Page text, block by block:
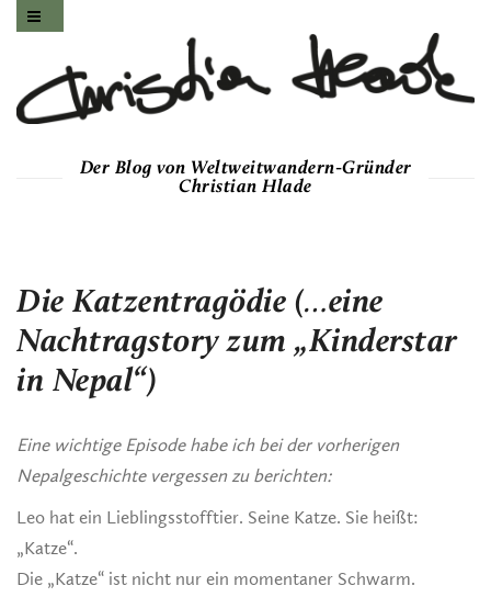
Der Blog von Weltweitwandern-Gründer
Christian Hlade
Die Katzentragödie (…eine
Nachtragstory zum „Kinderstar
in Nepal“)
Eine wichtige Episode habe ich bei der vorherigen
Nepalgeschichte vergessen zu berichten:
Leo hat ein Lieblingsstofftier. Seine Katze. Sie heißt:
„Katze“.
Die „Katze“ ist nicht nur ein momentaner Schwarm.